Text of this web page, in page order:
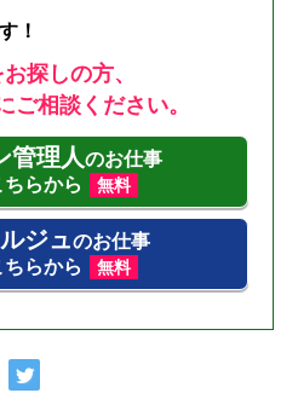
！
探しの方、
ご相談ください。
管理人のお仕事
らから
無料
ジュのお仕事
らから
無料